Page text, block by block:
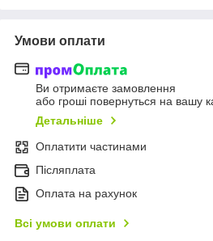
Умови оплати
Ви отримаєте замовлення
або гроші повернуться на вашу
Детальніше
Оплатити частинами
Післяплата
Оплата на рахунок
Всі умови оплати